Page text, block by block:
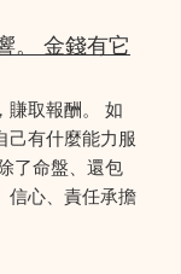
。 金錢有它
賺取報酬。 如
己有什麼能力服
了命盤、還包
信心、責任承擔